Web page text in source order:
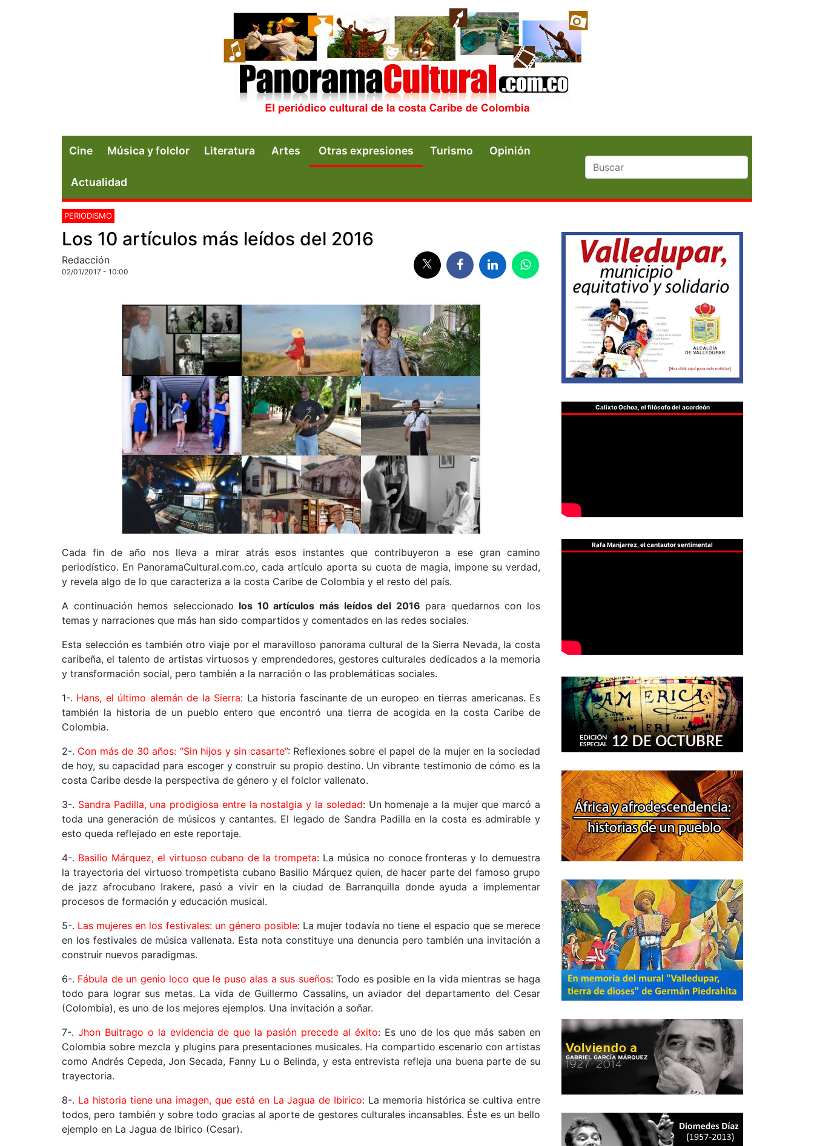
Cine Música y folclor Literatura Artes Otras expresiones Turismo Opinión
Actualidad
PERIODISMO
Los 10 artículos más leídos del 2016
Redacción
02/01/2017 - 10:00
Cada fin de año nos lleva a mirar atrás esos instantes que contribuyeron a ese gran camino
periodístico. En PanoramaCultural.com.co, cada artículo aporta su cuota de magia, impone su verdad,
y revela algo de lo que caracteriza a la costa Caribe de Colombia y el resto del país.
A continuación hemos seleccionado los 10 artículos más leídos del 2016 para quedarnos con los
temas y narraciones que más han sido compartidos y comentados en las redes sociales.
Esta selección es también otro viaje por el maravilloso panorama cultural de la Sierra Nevada, la costa
caribeña, el talento de artistas virtuosos y emprendedores, gestores culturales dedicados a la memoria
y transformación social, pero también a la narración o las problemáticas sociales.
1-. Hans, el último alemán de la Sierra: La historia fascinante de un europeo en tierras americanas. Es
también la historia de un pueblo entero que encontró una tierra de acogida en la costa Caribe de
Colombia.
2-. Con más de 30 años: “Sin hijos y sin casarte”: Reflexiones sobre el papel de la mujer en la sociedad
de hoy, su capacidad para escoger y construir su propio destino. Un vibrante testimonio de cómo es la
costa Caribe desde la perspectiva de género y el folclor vallenato.
3-. Sandra Padilla, una prodigiosa entre la nostalgia y la soledad: Un homenaje a la mujer que marcó a
toda una generación de músicos y cantantes. El legado de Sandra Padilla en la costa es admirable y
esto queda reflejado en este reportaje.
4-. Basilio Márquez, el virtuoso cubano de la trompeta: La música no conoce fronteras y lo demuestra
la trayectoria del virtuoso trompetista cubano Basilio Márquez quien, de hacer parte del famoso grupo
de jazz afrocubano Irakere, pasó a vivir en la ciudad de Barranquilla donde ayuda a implementar
procesos de formación y educación musical.
5-. Las mujeres en los festivales: un género posible: La mujer todavía no tiene el espacio que se merece
en los festivales de música vallenata. Esta nota constituye una denuncia pero también una invitación a
construir nuevos paradigmas.
6-. Fábula de un genio loco que le puso alas a sus sueños: Todo es posible en la vida mientras se haga
todo para lograr sus metas. La vida de Guillermo Cassalins, un aviador del departamento del Cesar
(Colombia), es uno de los mejores ejemplos. Una invitación a soñar.
7-. Jhon Buitrago o la evidencia de que la pasión precede al éxito: Es uno de los que más saben en
Colombia sobre mezcla y plugins para presentaciones musicales. Ha compartido escenario con artistas
como Andrés Cepeda, Jon Secada, Fanny Lu o Belinda, y esta entrevista refleja una buena parte de su
trayectoria.
8-. La historia tiene una imagen, que está en La Jagua de Ibirico: La memoria histórica se cultiva entre
todos, pero también y sobre todo gracias al aporte de gestores culturales incansables. Éste es un bello
ejemplo en La Jagua de Ibirico (Cesar).
Calixto Ochoa, el filósofo del acordeón
Rafa Manjarrez, el cantautor sentimental